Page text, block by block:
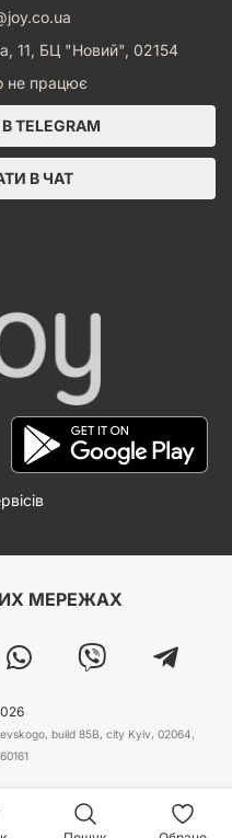
11, БЦ "Новий", 02154
не працює
TELEGRAM
В ЧАТ
МЕРЕЖАХ
build 85B, city Kyiv, 02064,